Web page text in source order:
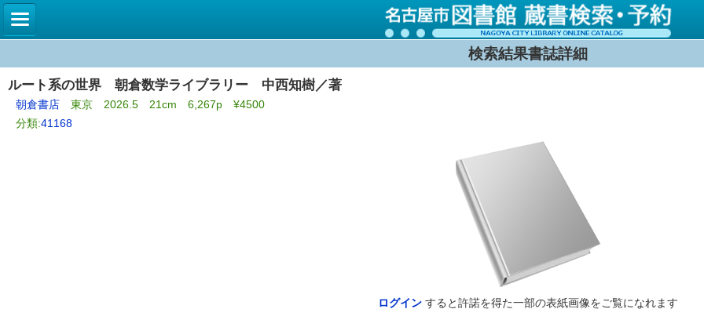
検索結果書誌詳細
ルート系の世界 朝倉数学ライブラリー 中西知樹／著
朝倉書店 東京 2026.5 21cm 6,267p ¥4500
分類:41168
ログイン すると許諾を得た一部の表紙画像をご覧になれます